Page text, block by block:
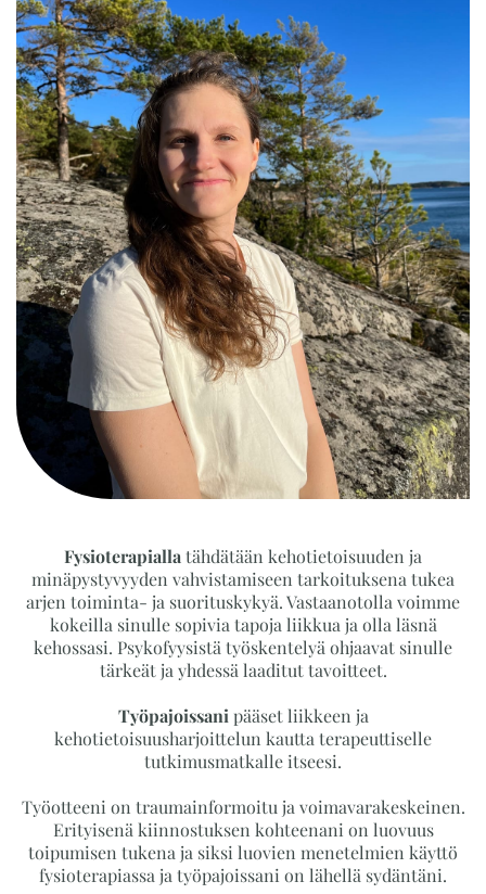
Fysioterapiallatähdätään kehotietoisuuden ja
minäpystyvyyden vahvistamiseen tarkoituksena tukea
arjen toiminta- ja suorituskykyä. Vastaanotolla voimme
kokeilla sinulle sopivia tapoja liikkua ja olla läsnä
kehossasi. Psykofyysistä työskentelyä ohjaavat sinulle
tärkeät ja yhdessä laaditut tavoitteet.
Työpajoissani pääset liikkeen ja
kehotietoisuusharjoittelun kautta terapeuttiselle
tutkimusmatkalle itseesi.
Työotteeni on traumainformoitu ja voimavarakeskeinen.
Erityisenä kiinnostuksen kohteenani on luovuus
toipumisen tukena ja siksi luovien menetelmien käyttö
fysioterapiassa ja työpajoissani on lähellä sydäntäni.